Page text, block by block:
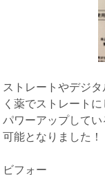
ストレートやデジ
く薬でストレート
パワーアップして
可能となりました！
ビフォー